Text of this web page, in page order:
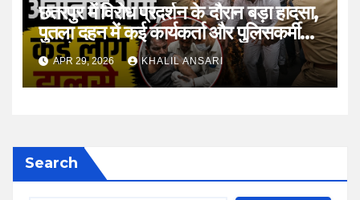
छतरपुर में विरोध प्रदर्शन के दौरान बड़ा हादसा,
पुतला दहन में कई कार्यकर्ता और पुलिसकर्मी
झुलसे
APR 29, 2026 KHALIL ANSARI
Search